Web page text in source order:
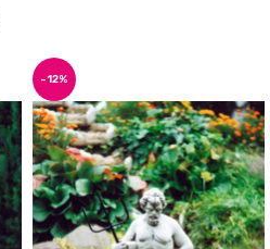
-12%